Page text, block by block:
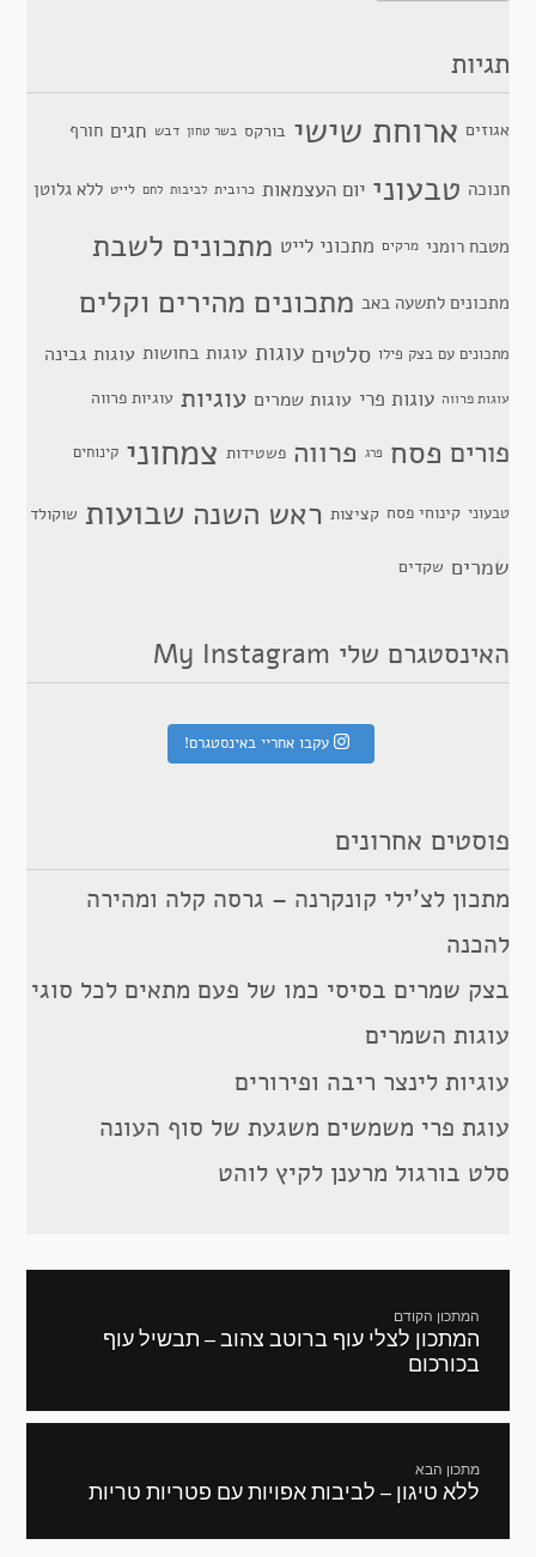
תגיות
אגוזים ארוחת שישי בורקס בשר טחון דבש חגים חורף
חנוכה טבעוני יום העצמאות כרובית לביבות לחם לייט ללא גלוטן
מטבח רומני מרקים מתכוני לייט מתכונים לשבת
מתכונים לתשעה באב מתכונים מהירים וקלים
מתכונים עם בצק פילו סלטים עוגות עוגות בחושות עוגות גבינה
עוגות פרווה עוגות פרי עוגות שמרים עוגיות עוגיות פרווה
פורים פסח פרג פרווה פשטידות צמחוני קינוחים
טבעוני קינוחי פסח קציצות ראש השנה שבועות שוקולד
שמרים שקדים
האינסטגרם שלי My Instagram
עקבו אחריי באינסטגרם!
פוסטים אחרונים
מתכון לצ’ילי קונקרנה – גרסה קלה ומהירה
להכנה
בצק שמרים בסיסי כמו של פעם מתאים לכל סוגי
עוגות השמרים
עוגיות לינצר ריבה ופירורים
עוגת פרי משמשים משגעת של סוף העונה
סלט בורגול מרענן לקיץ לוהט
המתכון הקודם
מתכון
קודם:
המתכון לצלי עוף ברוטב צהוב – תבשיל עוף
בכורכום
מתכון הבא
המתכון
ללא טיגון – לביבות אפויות עם פטריות טריות